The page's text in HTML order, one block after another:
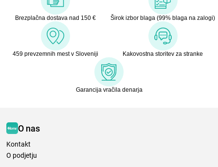
Brezplačna dostava nad 150 € Širok izbor blaga (99% blaga na zalogi)
459 prevzemnih mest v Sloveniji Kakovostna storitev za stranke
Garancija vračila denarja
O nas
Kontakt
O podjetju